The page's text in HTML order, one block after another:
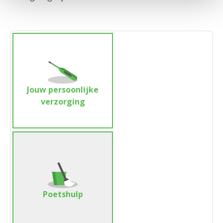
Jouw persoonlijke
verzorging
Poetshulp